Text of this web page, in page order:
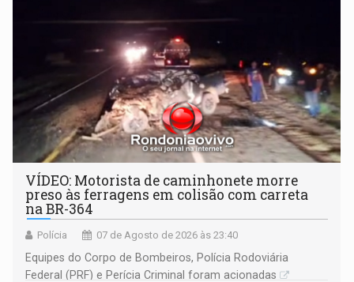
VÍDEO: Motorista de caminhonete morre
preso às ferragens em colisão com carreta
na BR-364
Polícia 07 de Agosto de 2026 às 23:40
Equipes do Corpo de Bombeiros, Polícia Rodoviária
Federal (PRF) e Perícia Criminal foram acionadas